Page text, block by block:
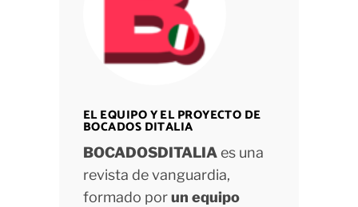
EL EQUIPO Y EL PROYECTO DE
BOCADOS DITALIA
BOCADOSDITALIAes una
revista de vanguardia,
formado porun equipo